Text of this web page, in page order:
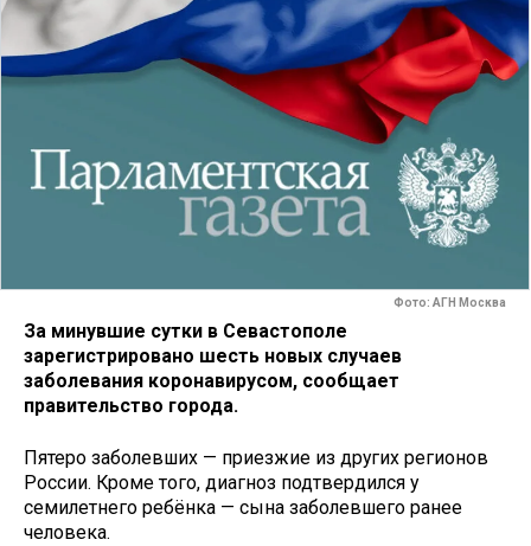
Фото: АГН Москва
За минувшие сутки в Севастополе
зарегистрировано шесть новых случаев
заболевания коронавирусом, сообщает
правительство города.
Пятеро заболевших — приезжие из других регионов
России. Кроме того, диагноз подтвердился у
семилетнего ребёнка — сына заболевшего ранее
человека.